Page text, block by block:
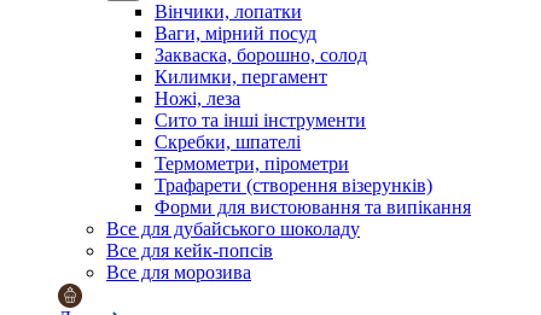
Вінчики, лопатки
Ваги, мірний посуд
Закваска, борошно, солод
Килимки, пергамент
Ножі, леза
Сито та інші інструменти
Скребки, шпателі
Термометри, пірометри
Трафарети (створення візерунків)
Форми для вистоювання та випікання
Все для дубайського шоколаду
Все для кейк-попсів
Все для морозива